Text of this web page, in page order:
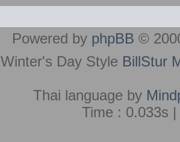
Powered by phpBB ©
Winter's Day Style BillStur
Thai language by
Time : 0.033s